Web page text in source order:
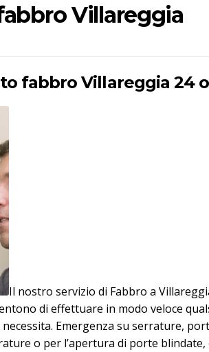
Villareggia
fabbro Villareggia 24
Il nostro servizio di Fabbro a
di effettuare in modo veloce
Emergenza su serrature,
o per l’apertura di porte